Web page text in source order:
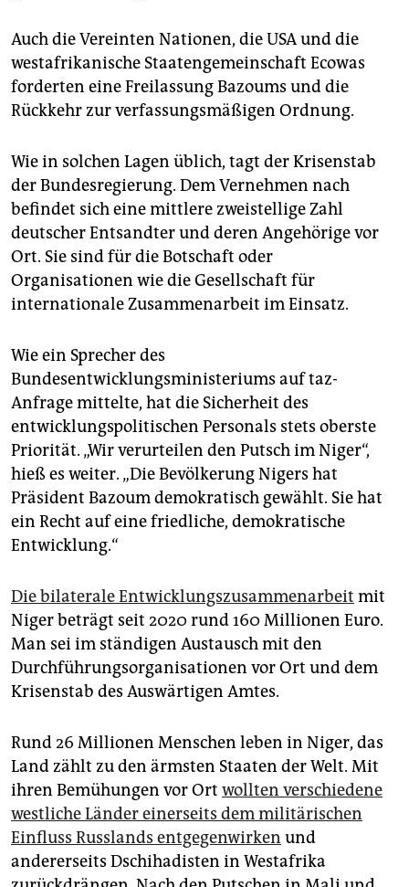
Auch die Vereinten Nationen, die USA und die
westafrikanische Staatengemeinschaft Ecowas
forderten eine Freilassung Bazoums und die
Rückkehr zur verfassungsmäßigen Ordnung.
Wie in solchen Lagen üblich, tagt der Krisenstab
der Bundesregierung. Dem Vernehmen nach
befindet sich eine mittlere zweistellige Zahl
deutscher Entsandter und deren Angehörige vor
Ort. Sie sind für die Botschaft oder
Organisationen wie die Gesellschaft für
internationale Zusammenarbeit im Einsatz.
Wie ein Sprecher des
Bundesentwicklungsministeriums auf taz-
Anfrage mittelte, hat die Sicherheit des
entwicklungspolitischen Personals stets oberste
Priorität. „Wir verurteilen den Putsch im Niger“,
hieß es weiter. „Die Bevölkerung Nigers hat
Präsident Bazoum demokratisch gewählt. Sie hat
ein Recht auf eine friedliche, demokratische
Entwicklung.“
Die bilaterale Entwicklungszusammenarbeit mit
Niger beträgt seit 2020 rund 160 Millionen Euro.
Man sei im ständigen Austausch mit den
Durchführungsorganisationen vor Ort und dem
Krisenstab des Auswärtigen Amtes.
Rund 26 Millionen Menschen leben in Niger, das
Land zählt zu den ärmsten Staaten der Welt. Mit
ihren Bemühungen vor Ort wollten verschiedene
westliche Länder einerseits dem militärischen
Einfluss Russlands entgegenwirken und
andererseits Dschihadisten in Westafrika